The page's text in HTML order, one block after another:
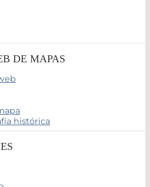
DE MAPAS
histórica